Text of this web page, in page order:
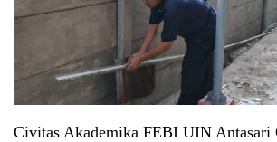
Civitas Akademika FEBI UIN Antasari